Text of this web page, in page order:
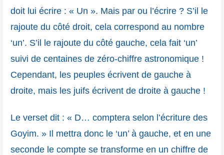
doit lui écrire : « Un ». Mais par ou l’écrire ? S’il le
rajoute du côté droit, cela correspond au nombre
‘un’. S’il le rajoute du côté gauche, cela fait ‘un’
suivi de centaines de zéro-chiffre astronomique !
Cependant, les peuples écrivent de gauche à
droite, mais les juifs écrivent de droite à gauche !
Le verset dit : « D… comptera selon l’écriture des
Goyim. » Il mettra donc le ‘un’ à gauche, et en une
seconde le compte se transforme en un chiffre de